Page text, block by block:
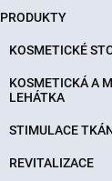
PRODUKTY
KOSMETICKÉ
KOSMETICKÁ A
LEHÁTKA
STIMULACE
REVITALIZACE